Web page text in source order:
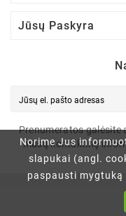
Norime Jus
slapukai (angl.
paspausti mygtuką
Jūsų Paskyra
Prenumeratos galėsite
mūsų kontaktinę